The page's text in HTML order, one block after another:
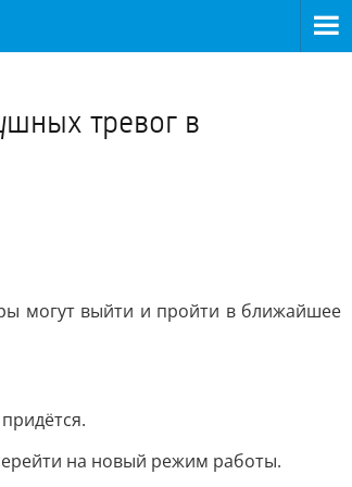
тревог в
могут выйти и пройти в ближайшее
на новый режим работы.